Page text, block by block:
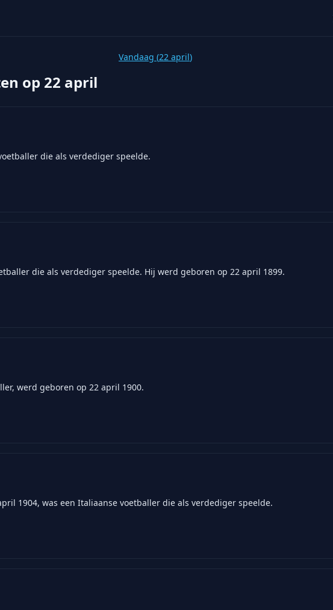
Vandaag (22 april)
op 22 april
die als verdediger speelde.
die als verdediger speelde. Hij werd geboren op 22 april 1899.
werd geboren op 22 april 1900.
1904, was een Italiaanse voetballer die als verdediger speelde.